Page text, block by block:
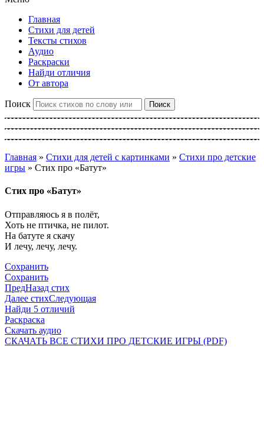
Главная
Стихи для детей
Тексты стихов
Аудио
Раскраски
Найди отличия
От автора
Поиск Поиск
Главная » Стихи для детей с картинками » Стихи про детские
игры » Стих про «Батут»
Стих про «Батут»
Отправляюсь я в полёт,
Хоть не птичка, не пилот.
На батуте я скачу
И лечу, лечу, лечу.
Сохранить
Сохранить
ПредНазад стих
Далее стихСледующая
Найди 5 отличий
Раскраска
Скачать аудио
СКАЧАТЬ ВСЕ СТИХИ ПРО ДЕТСКИЕ ИГРЫ (PDF)